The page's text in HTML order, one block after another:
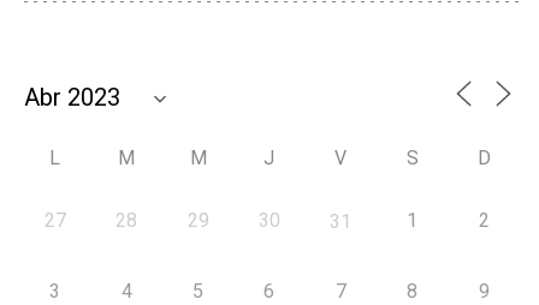
L M M J V S D
27 28 29 30 31 1 2
3 4 5 6 7 8 9